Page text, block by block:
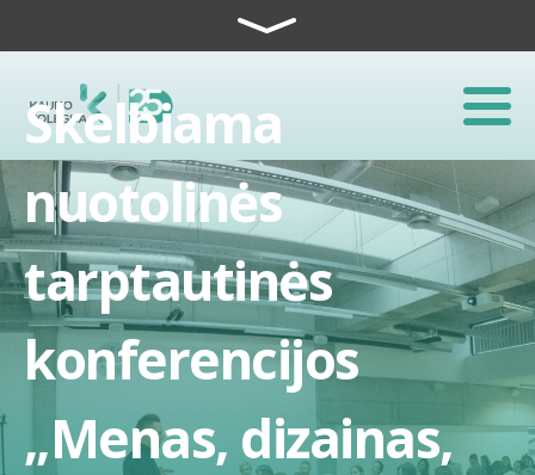
Skelbiama
nuotolinės
tarptautinės
konferencijos
„Menas, dizainas,